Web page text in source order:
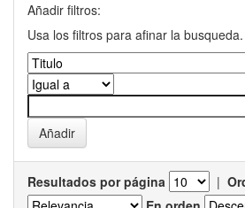
Añadir filtros:
Usa los filtros para afinar la busqueda.
Resultados por página |